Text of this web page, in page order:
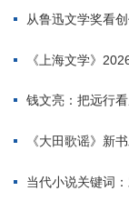
从鲁迅文学奖看
《上海文学》
钱文亮：把远行
《大田歌谣》新
当代小说关键词